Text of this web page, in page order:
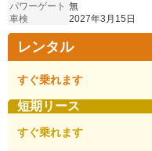
パワーゲート 無
車検
2027年3月15日
レンタル
すぐ乗れます
短期リース
すぐ乗れます